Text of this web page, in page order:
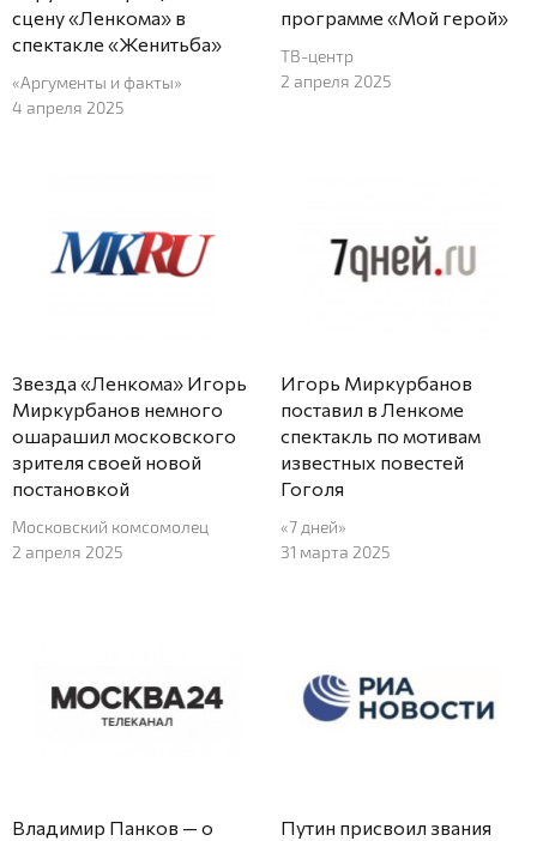
сцену «Ленкома» в
спектакле «Женитьба»
«Аргументы и факты»
4 апреля 2025
программе «Мой герой»
ТВ-центр
2 апреля 2025
Звезда «Ленкома» Игорь
Миркурбанов немного
ошарашил московского
зрителя своей новой
постановкой
Московский комсомолец
2 апреля 2025
Игорь Миркурбанов
поставил в Ленкоме
спектакль по мотивам
известных повестей
Гоголя
«7 дней»
31 марта 2025
Владимир Панков — о
Путин присвоил звания